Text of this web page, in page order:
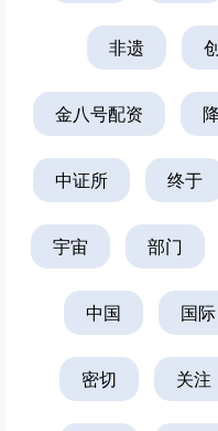
非遗
金八号配资
中证所 终于
宇宙 部门
中国 国际
密切 关注